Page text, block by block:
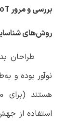
بررسی و مرور IoT موجود و روش‌های امنیتی مربوطه
روش‌های
طراحان
نوآور بوده و
هستند (برای